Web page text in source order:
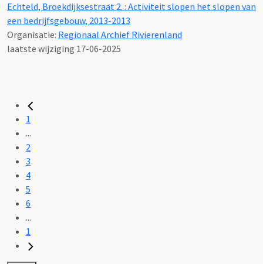
Echteld, Broekdijksestraat 2. : Activiteit slopen het slopen van
een bedrijfsgebouw, 2013-2013
Organisatie: Regionaal Archief Rivierenland
laatste wijziging 17-06-2025
1
...
2
3
4
5
6
...
1